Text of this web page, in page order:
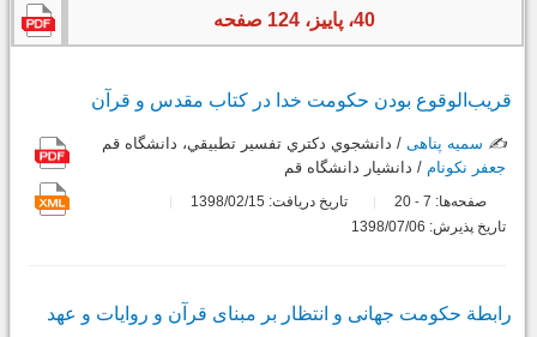
40، پاییز، 124 صفحه
قریب‌الوقوع بودن حکومت خدا در کتاب مقدس و قرآن
✍️ سمیه پناهی / دانشجوي دکتري تفسير تطبيقي، دانشگاه قم
جعفر نکونام / دانشيار دانشگاه قم
صفحه‌ها: 7
-
تاریخ دریافت: 1398/02/15
تاریخ پذیرش: 1398/07/06
رابطة حکومت جهانی و انتظار بر مبنای قرآن و روایات و عهد